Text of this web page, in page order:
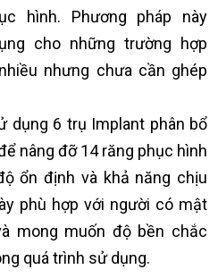
hình. Phương pháp này
cho những trường hợp
nhưng chưa cần ghép
dụng 6 trụ Implant phân bổ
nâng đỡ 14 răng phục hình
ổn định và khả năng chịu
phù hợp với người có mật
mong muốn độ bền chắc
quá trình sử dụng.